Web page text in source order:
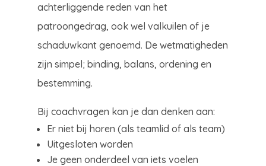
achterliggende reden van het
patroongedrag, ook wel valkuilen of je
schaduwkant genoemd. De wetmatigheden
zijn simpel; binding, balans, ordening en
bestemming.
Bij coachvragen kan je dan denken aan:
Er niet bij horen (als teamlid of als team)
Uitgesloten worden
Je geen onderdeel van iets voelen